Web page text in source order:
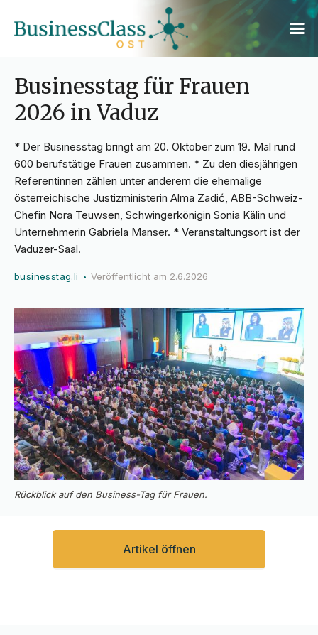
Businesstag für Frauen
2026 in Vaduz
* Der Businesstag bringt am 20. Oktober zum 19. Mal rund
600 berufstätige Frauen zusammen. * Zu den diesjährigen
Referentinnen zählen unter anderem die ehemalige
österreichische Justizministerin Alma Zadić, ABB-Schweiz-
Chefin Nora Teuwsen, Schwingerkönigin Sonia Kälin und
Unternehmerin Gabriela Manser. * Veranstaltungsort ist der
Vaduzer-Saal.
businesstag.li • Veröffentlicht am 2.6.2026
Rückblick auf den Business-Tag für Frauen.
Artikel öffnen